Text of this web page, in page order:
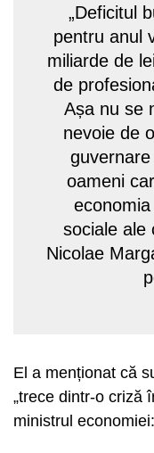
„Deficitul
pentru anul
miliarde de
de
Așa nu se
nevoie de
oameni
sociale ale
Nicolae
El a menționat că
„trece dintr-o criză
ministrul economiei: